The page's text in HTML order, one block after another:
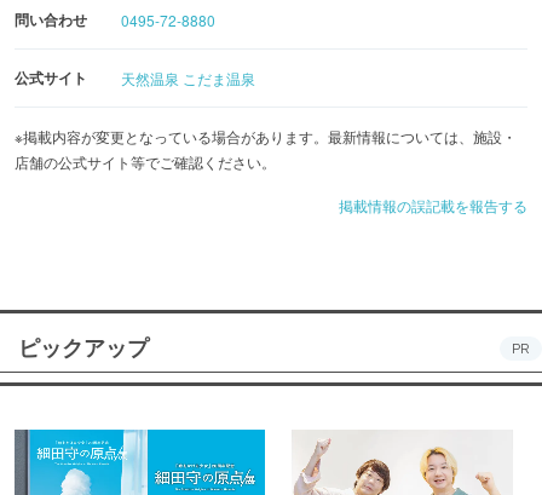
問い合わせ 0495-72-8880
公式サイト 天然温泉 こだま温泉
※掲載内容が変更となっている場合があります。最新情報については、施設・
店舗の公式サイト等でご確認ください。
掲載情報の誤記載を報告する
ピックアップ PR